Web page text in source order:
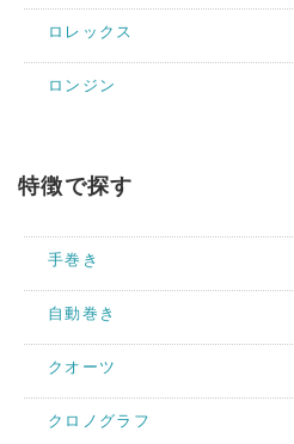
ロレックス
ロンジン
特徴で探す
手巻き
自動巻き
クオーツ
クロノグラフ